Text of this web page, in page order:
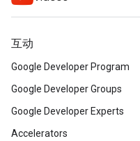
互动
Google Developer Program
Google Developer Groups
Google Developer Experts
Accelerators